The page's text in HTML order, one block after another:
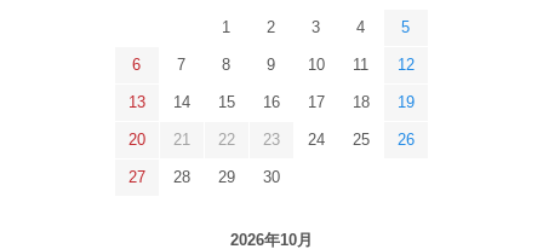
1 2 3 4 5
6 7 8 9 10 11 12
13 14 15 16 17 18 19
20 21 22 23 24 25 26
27 28 29 30
2026年10月